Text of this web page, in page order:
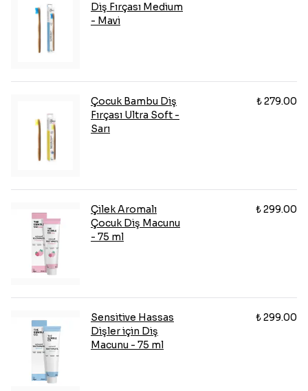
Diş Fırçası Medium
- Mavi
Çocuk Bambu Diş
Fırçası Ultra Soft -
Sarı
₺ 279.00
Çilek Aromalı
Çocuk Diş Macunu
- 75 ml
₺ 299.00
Sensitive Hassas
Dişler için Diş
Macunu - 75 ml
₺ 299.00